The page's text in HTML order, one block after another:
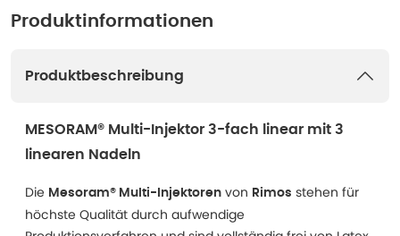
Produktinformationen
Produktbeschreibung
MESORAM® Multi-Injektor 3-fach linear mit 3
linearen Nadeln
Die Mesoram® Multi-Injektoren von Rimos stehen für
höchste Qualität durch aufwendige